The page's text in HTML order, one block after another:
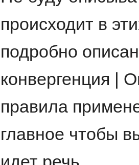
происходит в
подробно
конвергенция |
правила
главное чтобы